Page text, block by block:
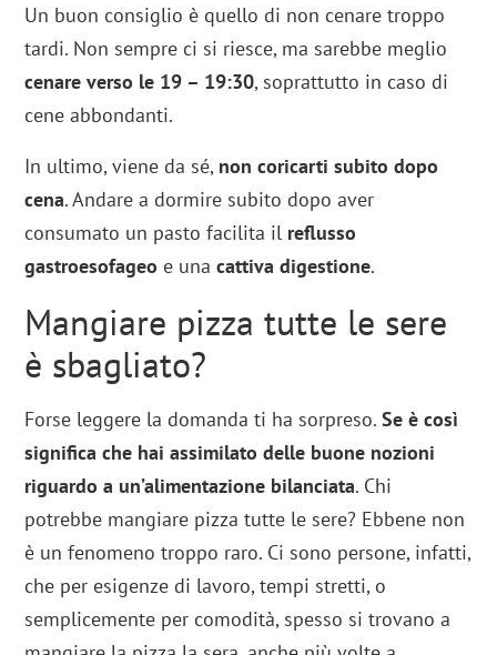
Un buon consiglio è quello di non cenare troppo
tardi. Non sempre ci si riesce, ma sarebbe meglio
cenare verso le 19 – 19:30, soprattutto in caso di
cene abbondanti.
In ultimo, viene da sé, non coricarti subito dopo
cena. Andare a dormire subito dopo aver
consumato un pasto facilita il reflusso
gastroesofageo e unacattiva digestione.
Mangiare pizza tutte le sere
è sbagliato?
Forse leggere la domanda ti ha sorpreso.Se è così
significa che hai assimilato delle buone nozioni
riguardo a un’alimentazione bilanciata. Chi
potrebbe mangiare pizza tutte le sere? Ebbene non
è un fenomeno troppo raro. Ci sono persone, infatti,
che per esigenze di lavoro, tempi stretti, o
semplicemente per comodità, spesso si trovano a